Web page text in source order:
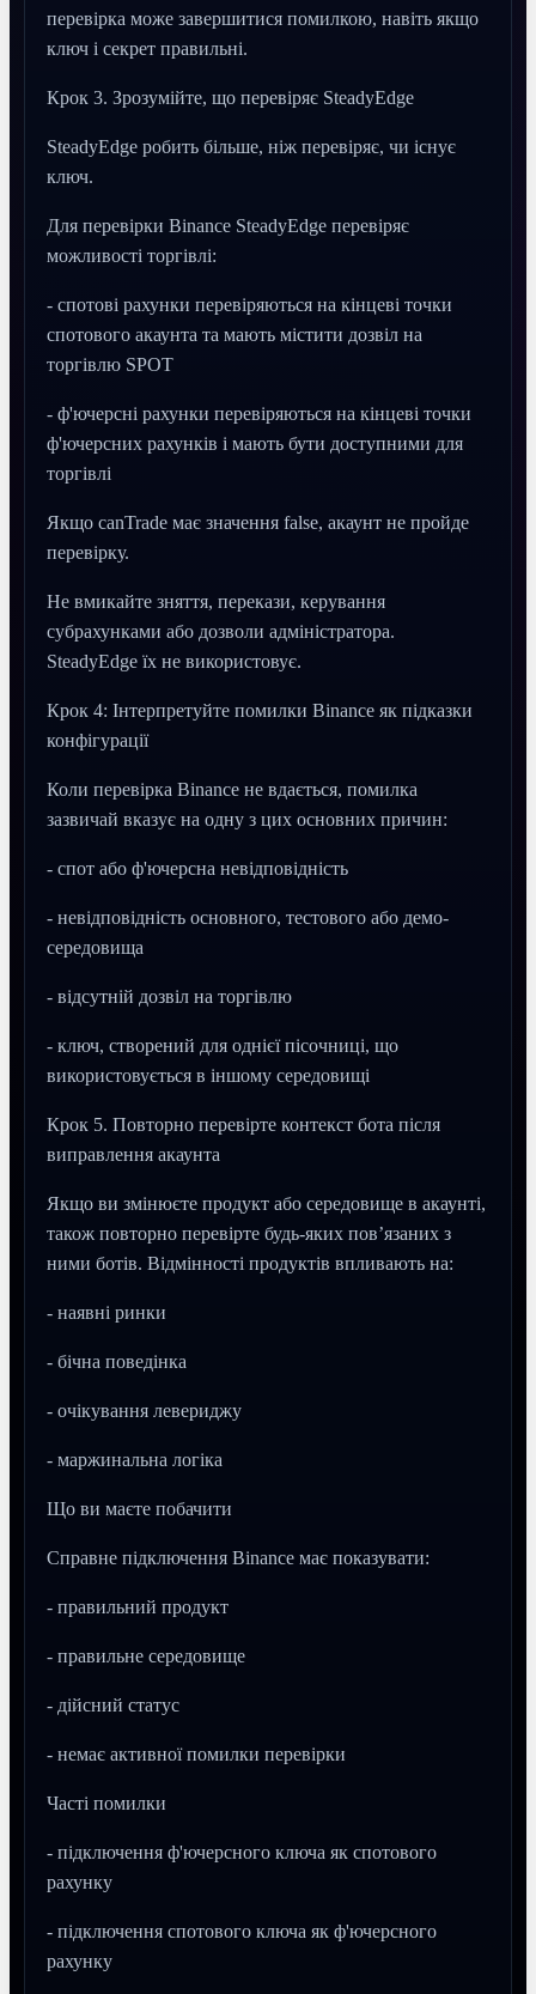
перевірка може завершитися помилкою, навіть якщо
ключ і секрет правильні.
Крок 3. Зрозумійте, що перевіряє SteadyEdge
SteadyEdge робить більше, ніж перевіряє, чи існує
ключ.
Для перевірки Binance SteadyEdge перевіряє
можливості торгівлі:
- спотові рахунки перевіряються на кінцеві точки
спотового акаунта та мають містити дозвіл на
торгівлю SPOT
- ф'ючерсні рахунки перевіряються на кінцеві точки
ф'ючерсних рахунків і мають бути доступними для
торгівлі
Якщо canTrade має значення false, акаунт не пройде
перевірку.
Не вмикайте зняття, перекази, керування
субрахунками або дозволи адміністратора.
SteadyEdge їх не використовує.
Крок 4: Інтерпретуйте помилки Binance як підказки
конфігурації
Коли перевірка Binance не вдається, помилка
зазвичай вказує на одну з цих основних причин:
- спот або ф'ючерсна невідповідність
- невідповідність основного, тестового або демо-
середовища
- відсутній дозвіл на торгівлю
- ключ, створений для однієї пісочниці, що
використовується в іншому середовищі
Крок 5. Повторно перевірте контекст бота після
виправлення акаунта
Якщо ви змінюєте продукт або середовище в акаунті,
також повторно перевірте будь-яких пов’язаних з
ними ботів. Відмінності продуктів впливають на:
- наявні ринки
- бічна поведінка
- очікування левериджу
- маржинальна логіка
Що ви маєте побачити
Справне підключення Binance має показувати:
- правильний продукт
- правильне середовище
- дійсний статус
- немає активної помилки перевірки
Часті помилки
- підключення ф'ючерсного ключа як спотового
рахунку
- підключення спотового ключа як ф'ючерсного
рахунку